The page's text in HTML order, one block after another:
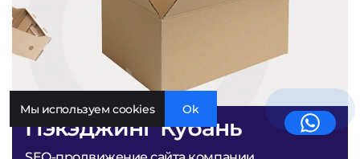
Пэкэджинг Кубань
Мы используем cookies Ok